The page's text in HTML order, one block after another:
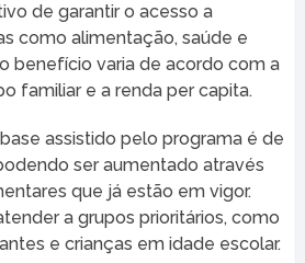
de garantir o acesso a
como alimentação, saúde e
benefício varia de acordo com a
familiar e a renda per capita.
assistido pelo programa é de
ser aumentado através
que já estão em vigor.
a grupos prioritários, como
e crianças em idade escolar.